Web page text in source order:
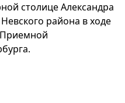
столице Александра
района в ходе